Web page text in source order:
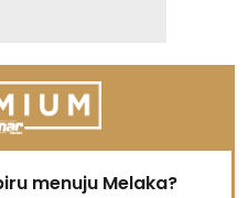
menuju Melaka?